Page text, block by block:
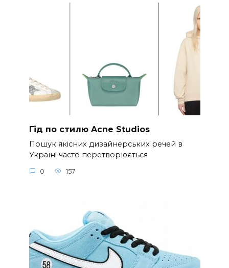
Гід по стилю Acne Studios
Пошук якісних дизайнерських речей в
Україні часто перетворюється
0 157